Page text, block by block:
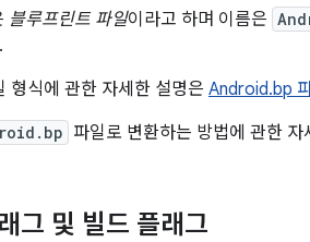
블루프린트 파일이라고 하며 이름은
형식에 관한 자세한 설명은 Android.bp
파일로 변환하는 방법에 관한 자
그 및 빌드 플래그